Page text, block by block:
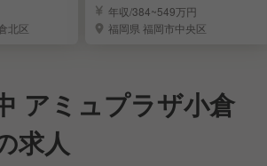
北区
週休2日制】
年収/384~549万円
福岡県 福岡市中央区
アミュプラザ小倉
求人